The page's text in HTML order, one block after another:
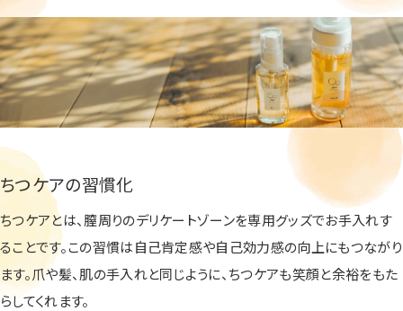
ちつケアの習慣化
ちつケアとは、膣周りのデリケートゾーンを専用グッズでお手入れす
ることです。この習慣は自己肯定感や自己効力感の向上にもつながり
ます。爪や髪、肌の手入れと同じように、ちつケアも笑顔と余裕をもた
らしてくれます。